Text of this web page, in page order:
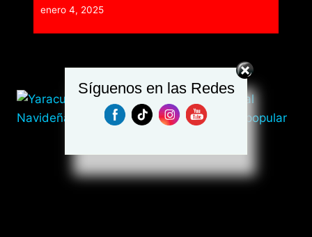
enero 4, 2025
Síguenos en las Redes